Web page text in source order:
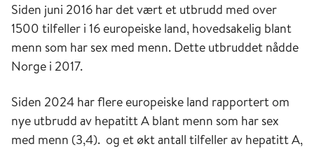
Siden juni 2016 har det vært et utbrudd med over
1500 tilfeller i 16 europeiske land, hovedsakelig blant
menn som har sex med menn. Dette utbruddet nådde
Norge i 2017.
Siden 2024 har flere europeiske land rapportert om
nye utbrudd av hepatitt A blant menn som har sex
med menn (3,4). og et økt antall tilfeller av hepatitt A,